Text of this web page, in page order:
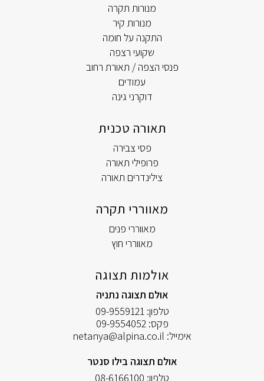
מנורות תקרה
מנורות קיר
התקנה על חומה
שקועי רצפה
פנסי הצפה / תאורת רחוב
עמודים
דוקרני גינה
תאורה טכנית
פסי צבירה
פרופילי תאורה
צילינדרים תאורה
מאווררי תקרה
מאווררי פנים
מאווררי חוץ
אולמות תצוגה
אולם תצוגה נתניה
טלפון:09-9559121
פקס:09-9554052
אימייל: netanya@alpina.co.il
אולם תצוגה בילו סנטר
טלפון: 08-6166100